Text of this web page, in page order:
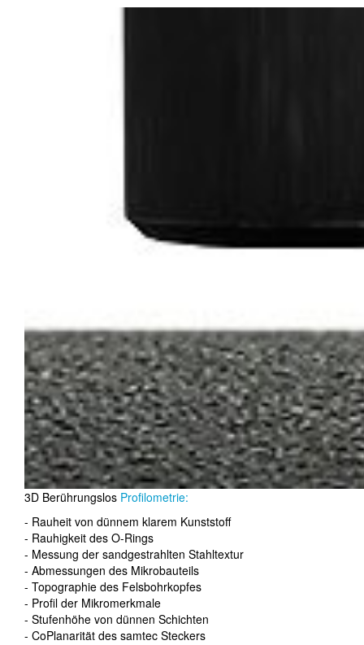
3D Berührungslos Profilometrie:
- Rauheit von dünnem klarem Kunststoff
- Rauhigkeit des O-Rings
- Messung der sandgestrahlten Stahltextur
- Abmessungen des Mikrobauteils
- Topographie des Felsbohrkopfes
- Profil der Mikromerkmale
- Stufenhöhe von dünnen Schichten
- CoPlanarität des samtec Steckers